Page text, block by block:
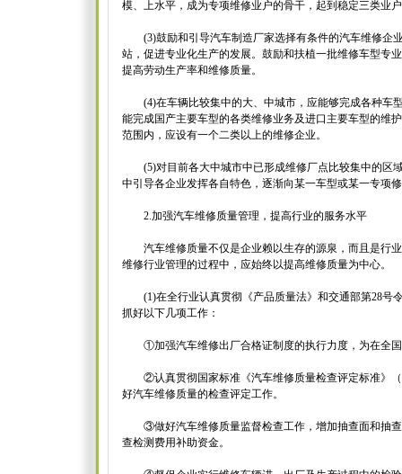
模、上水平，成为专项维修业户的骨干，起到稳定三类业
(3)鼓励和引导汽车制造厂家选择有条件的汽车维修企
站，促进专业化生产的发展。鼓励和扶植一批维修车型专
提高劳动生产率和维修质量。
(4)在车辆比较集中的大、中城市，应能够完成各种车
能完成国产主要车型的各类维修业务及进口主要车型的维
范围内，应设有一个二类以上的维修企业。
(5)对目前各大中城市中已形成维修厂点比较集中的区
中引导各企业发挥各自特色，逐渐向某一车型或某一专项
2.加强汽车维修质量管理，提高行业的服务水平
汽车维修质量不仅是企业赖以生存的源泉，而且是行业
维修行业管理的过程中，应始终以提高维修质量为中心。
(1)在全行业认真贯彻《产品质量法》和交通部第28号
抓好以下几项工作：
①加强汽车维修出厂合格证制度的执行力度，为在全国
②认真贯彻国家标准《汽车维修质量检查评定标准》（
好汽车维修质量的检查评定工作。
③做好汽车维修质量监督检查工作，增加抽查面和抽查
查检测费用补助资金。